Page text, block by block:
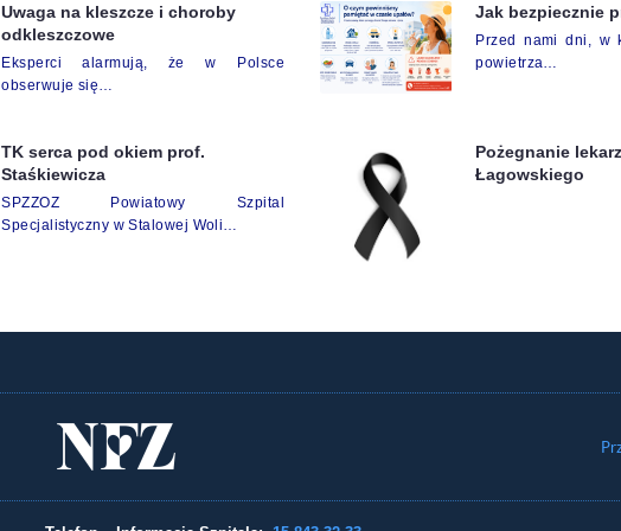
Uwaga na kleszcze i choroby
odkleszczowe
Eksperci alarmują, że w Polsce
obserwuje się…
Jak bezpiecznie
Przed nami dni, w
powietrza…
TK serca pod okiem prof.
Staśkiewicza
SPZZOZ Powiatowy Szpital
Specjalistyczny w Stalowej Woli…
Pożegnanie
Łagowskiego